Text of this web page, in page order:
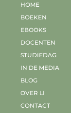
HOME
BOEKEN
EBOOKS
DOCENTEN
STUDIEDAG
IN DE MEDIA
BLOG
OVER LI
CONTACT